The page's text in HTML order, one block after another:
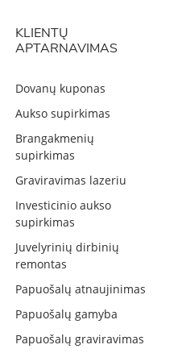
KLIENTŲ
APTARNAVIMAS
Dovanų kuponas
Aukso supirkimas
Brangakmenių
supirkimas
Graviravimas lazeriu
Investicinio aukso
supirkimas
Juvelyrinių dirbinių
remontas
Papuošalų atnaujinimas
Papuošalų gamyba
Papuošalų graviravimas